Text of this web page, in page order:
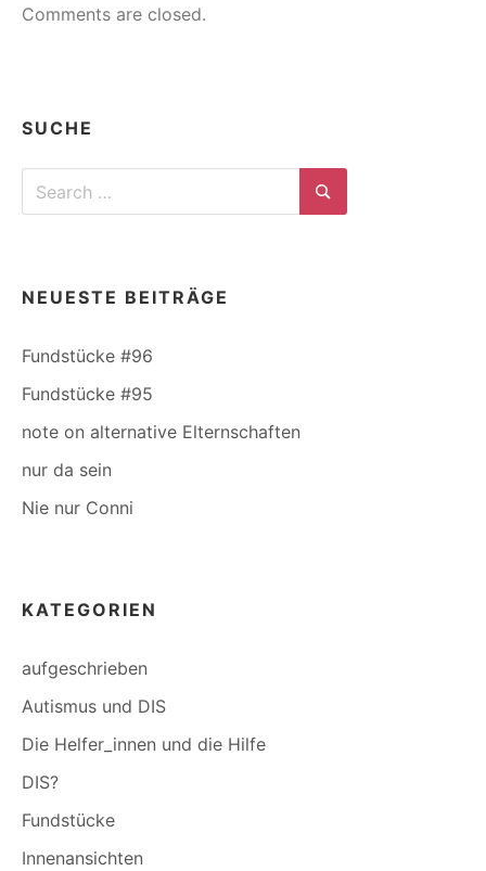
Comments are closed.
SUCHE
Search
for:
Search
NEUESTE BEITRÄGE
Fundstücke #96
Fundstücke #95
note on alternative Elternschaften
nur da sein
Nie nur Conni
KATEGORIEN
aufgeschrieben
Autismus und DIS
Die Helfer_innen und die Hilfe
DIS?
Fundstücke
Innenansichten